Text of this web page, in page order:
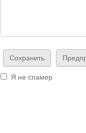
Я не спамер